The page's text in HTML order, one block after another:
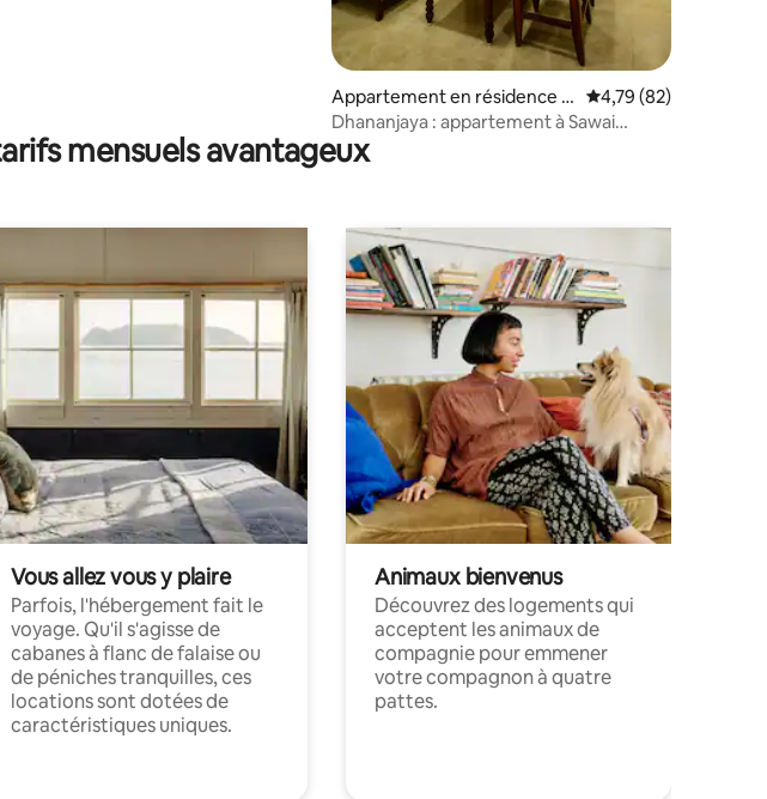
sur la base de 8 commentaires : 4,63 sur 5Appartement en résidence ⋅
Sawai Madhopur
Évaluation moyenne
4,79 (82)
Dhananjaya : appartement à Sawai
Madhopur
mensuels avantageux
Vous allez vous y plaire
Parfois, l'hébergement fait le
voyage. Qu'il s'agisse de
cabanes à flanc de falaise ou
de péniches tranquilles, ces
locations sont dotées de
caractéristiques uniques.
Animaux bienvenus
Découvrez des logements qui
acceptent les animaux de
compagnie pour emmener
votre compagnon à quatre
pattes.